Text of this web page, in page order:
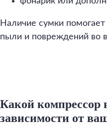
Наличие сумки
пыли и повреждений во
Какой компрессор
зависимости от